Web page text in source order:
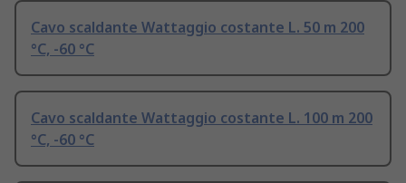
Cavo scaldante Wattaggio costante L. 50 m 200
°C, -60 °C
Cavo scaldante Wattaggio costante L. 100 m 200
°C, -60 °C